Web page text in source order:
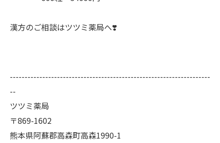
漢方のご相談はツツミ薬局へ❣️
--------------------------------------------------------------------
--
ツツミ薬局
〒869-1602
熊本県阿蘇郡高森町高森1990-1